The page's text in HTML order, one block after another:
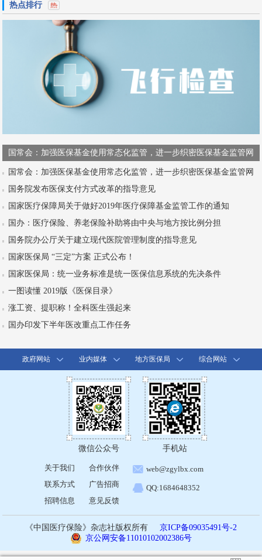
热点排行
国常会：加强医保基金使用常态化监管，进一步织密医保基金监管网
国常会：加强医保基金使用常态化监管，进一步织密医保基金监管网
国务院发布医保支付方式改革的指导意见
国家医疗保障局关于做好2019年医疗保障基金监管工作的通知
国办：医疗保险、养老保险补助将由中央与地方按比例分担
国务院办公厅关于建立现代医院管理制度的指导意见
国家医保局 “三定”方案 正式公布！
国家医保局：统一业务标准是统一医保信息系统的先决条件
一图读懂 2019版《医保目录》
涨工资、提职称！全科医生强起来
国办印发下半年医改重点工作任务
政府网站 业内媒体 地方医保局 综合网站
微信公众号 手机站
关于我们
联系方式
招聘信息
合作伙伴
广告招商
意见反馈
web@zgylbx.com
QQ:1684648352
《中国医疗保险》杂志社版权所有
京ICP备09035491号-2
京公网安备11010102002386号